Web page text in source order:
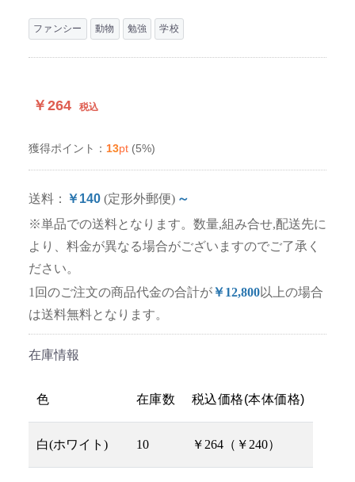
ファンシー 動物 勉強 学校
￥264 税込
獲得ポイント： 13pt (5%)
送料： ￥140 (定形外郵便) ～
※単品での送料となります。数量,組み合せ,配送先に
より、料金が異なる場合がございますのでご了承く
ださい。
1回のご注文の商品代金の合計が￥12,800以上の場合
は送料無料となります。
在庫情報
色 在庫数 税込価格(本体価格)
白(ホワイト) 10 ￥264（￥240）